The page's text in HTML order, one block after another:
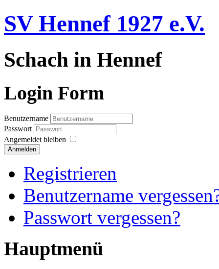
SV Hennef 1927 e.V.
Schach in Hennef
Login Form
Benutzername
Passwort
Angemeldet bleiben
Anmelden
Registrieren
Benutzername
Passwort vergessen?
Hauptmenü